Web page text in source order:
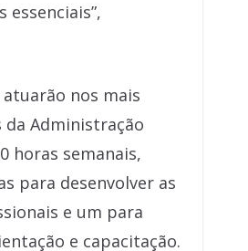
essenciais”,
nos mais
Administração
horas semanais,
para desenvolver as
e um para
e capacitação.